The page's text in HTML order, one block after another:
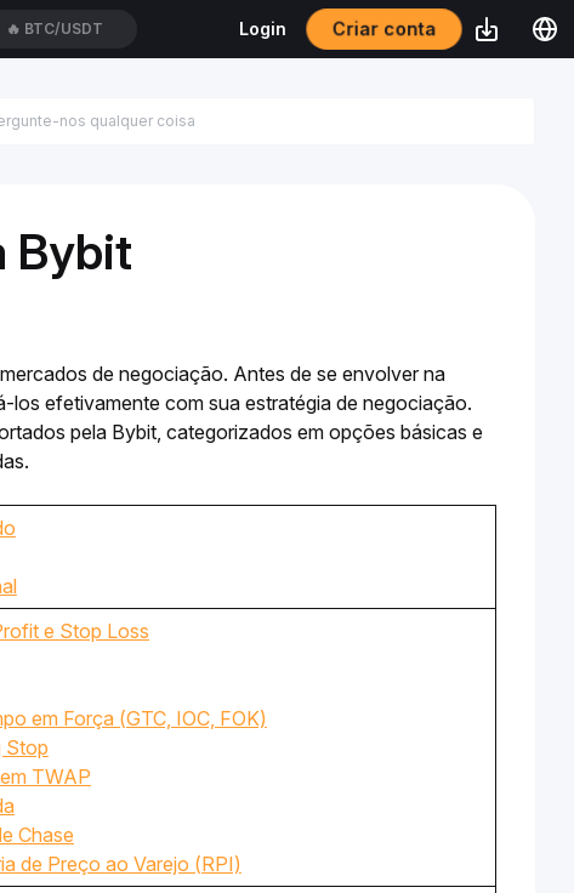
🔥 XAUUSDT Login Criar conta
Bybit
de negociação. Antes de se envolver na
los efetivamente com sua estratégia de negociação.
pela Bybit, categorizados em opções básicas e
e Stop Loss
em Força (GTC, IOC, FOK)
Stop
TWAP
Chase
de Preço ao Varejo (RPI)